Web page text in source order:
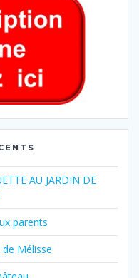
AU JARDIN DE
parents
Mélisse